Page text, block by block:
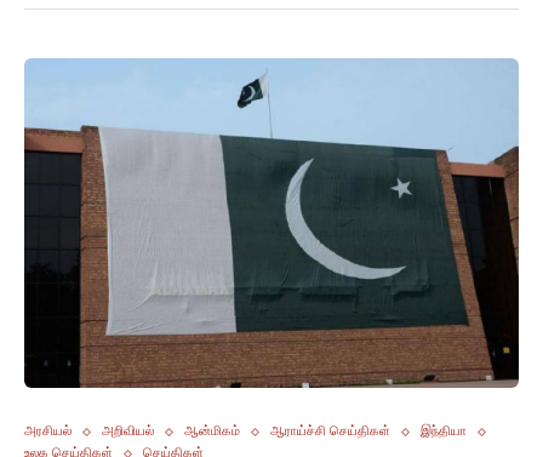
அரசியல் அறிவியல் ஆன்மிகம் ஆராய்ச்சி செய்திகள்
இந்தியா
உலக செய்திகள்
செய்திகள்